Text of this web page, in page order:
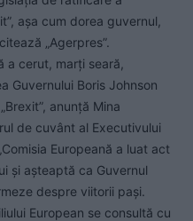
aşa cum dorea guvernul,
„Agerpres”.
a cerut, marţi seară,
Guvernului Boris Johnson
anunţă Mina
de cuvânt al Executivului
Europeană a luat act
şi aşteaptă ca Guvernul
despre viitorii paşi.
European se consultă cu